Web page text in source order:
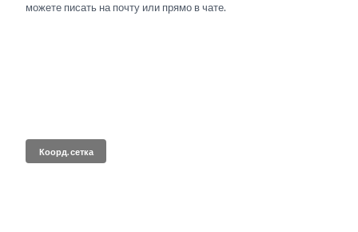
можете писать на почту или прямо в чате.
Коорд. сетка